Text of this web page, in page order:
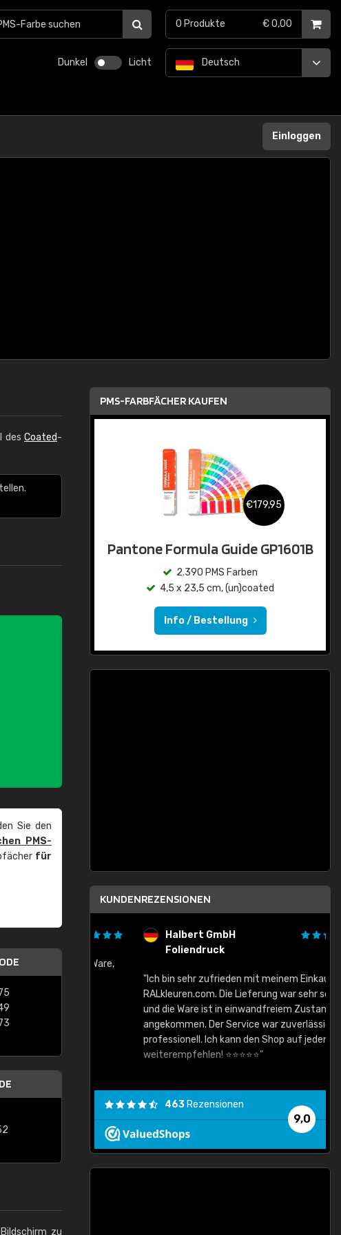
Dunkel Licht Deutsch
0 Produkte € 0,00
Einloggen
desCoated-
Sie den
PMS-
für
zu
PMS-FARBFÄCHER KAUFEN
€179,95
Pantone Formula Guide GP1601B
2.390 PMS Farben
4,5 x 23,5 cm, (un)coated
Info / Bestellung
KUNDENREZENSIONEN
gute Ware,
Halbert GmbH
Foliendruck
"Ich bin sehr zufrieden mit meinem Einkauf bei
RALkleuren.com. Die Lieferung war sehr schnell
und die Ware ist in einwandfreiem Zustand
angekommen. Der Service war zuverlässig und
professionell. Ich kann den Shop auf jeden Fall
weiterempfehlen! ⭐⭐⭐⭐⭐"
9,0
463 Rezensionen